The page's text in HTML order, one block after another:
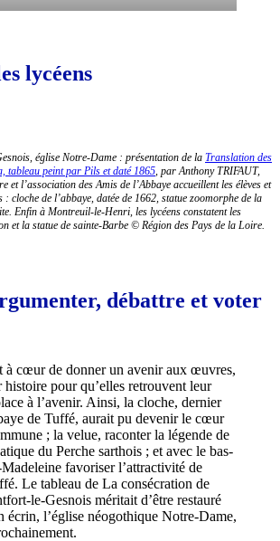
lycéens
église Notre-Dame : présentation de la Translation des
tableau peint par Pils et daté 1865, par Anthony TRIFAUT,
et l’association des Amis de l’Abbaye accueillent les élèves et
cloche de l’abbaye, datée de 1662, statue zoomorphe de la
Enfin à Montreuil-le-Henri, les lycéens constatent les
et la statue de sainte-Barbe © Région des Pays de la Loire.
débattre et voter
à cœur de donner un avenir aux œuvres,
histoire pour qu’elles retrouvent leur
à l’avenir. Ainsi, la cloche, dernier
de Tuffé, aurait pu devenir le cœur
; la velue, raconter la légende de
du Perche sarthois ; et avec le bas-
favoriser l’attractivité de
Le tableau de La consécration de
le-Gesnois méritait d’être restauré
écrin, l’église néogothique Notre-Dame,